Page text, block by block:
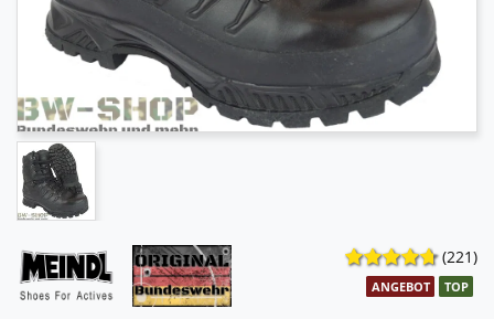
(221)
ANGEBOT TOP